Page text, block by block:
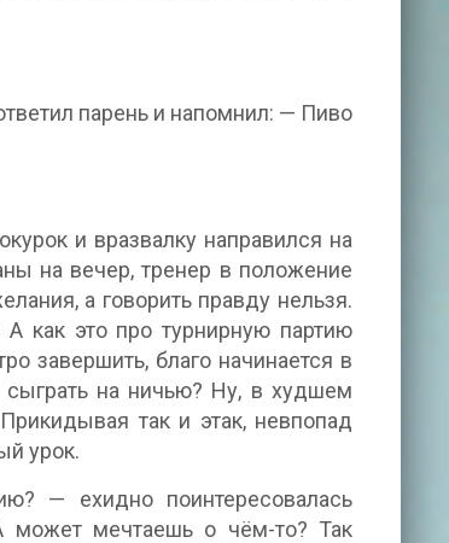
парень и напомнил: — Пиво
и вразвалку направился на
на вечер, тренер в положение
а говорить правду нельзя.
как это про турнирную партию
завершить, благо начинается в
сыграть на ничью? Ну, в худшем
так и этак, невпопад
урок.
— ехидно поинтересовалась
мечтаешь о чём-то? Так